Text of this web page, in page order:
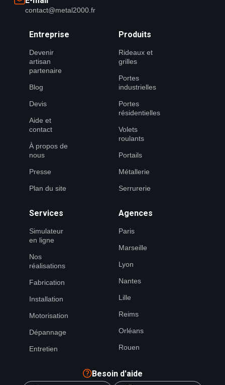
contact@metal2000.fr
Entreprise
Devenir
artisan
partenaire
Blog
Devis
Aide et
contact
À propos de
nous
Presse
Plan du site
Produits
Rideaux et
grilles
Portes
industrielles
Portes
résidentielles
Volets
roulants
Portails
Métallerie
Serrurerie
Services
Simulateur
en ligne
Nos
réalisations
Fabrication
Installation
Motorisation
Dépannage
Entretien
Agences
Paris
Marseille
Lyon
Nantes
Lille
Reims
Orléans
Rouen
Besoin d'aide